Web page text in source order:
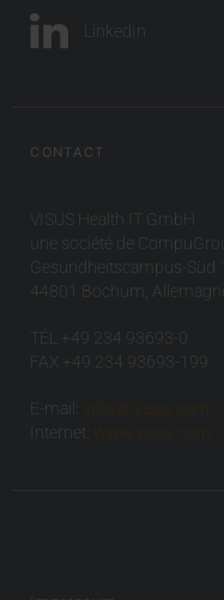
LinkedIn
CONTACT
VISUS Health IT GmbH
une société de
Gesundheitscampus-Süd
44801 Bochum, Allemagne
TÉL +49 234 93693-0
FAX +49 234 93693-199
E-mail:
info(at)visus.com
Internet:
www.visus.com